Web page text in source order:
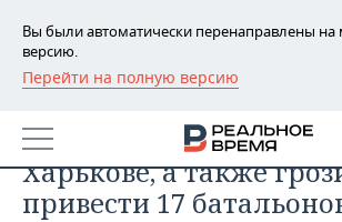
Вы были автоматически перенаправлены
версию.
Перейти на полную версию
РЕГИОНЫ
БАШКОРТОСТАН
ТАТАРСТАН
НОВОСТИ
АНАЛИТИКА
протеста в Запорожье и
Харькове, а также
привести 17